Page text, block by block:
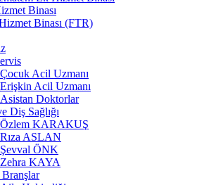
Binası
Binası (FTR)
Çocuk Acil Uzmanı
Erişkin Acil Uzmanı
Asistan Doktorlar
Diş Sağlığı
Özlem KARAKUŞ
Rıza ASLAN
Şevval ÖNK
Zehra KAYA